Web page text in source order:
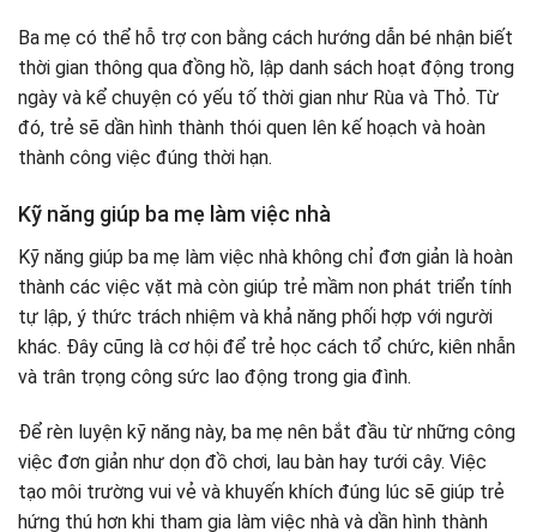
Ba mẹ có thể hỗ trợ con bằng cách hướng dẫn bé nhận biết
thời gian thông qua đồng hồ, lập danh sách hoạt động trong
ngày và kể chuyện có yếu tố thời gian như Rùa và Thỏ. Từ
đó, trẻ sẽ dần hình thành thói quen lên kế hoạch và hoàn
thành công việc đúng thời hạn.
Kỹ năng giúp ba mẹ làm việc nhà
Kỹ năng giúp ba mẹ làm việc nhà không chỉ đơn giản là hoàn
thành các việc vặt mà còn giúp trẻ mầm non phát triển tính
tự lập, ý thức trách nhiệm và khả năng phối hợp với người
khác. Đây cũng là cơ hội để trẻ học cách tổ chức, kiên nhẫn
và trân trọng công sức lao động trong gia đình.
Để rèn luyện kỹ năng này, ba mẹ nên bắt đầu từ những công
việc đơn giản như dọn đồ chơi, lau bàn hay tưới cây. Việc
tạo môi trường vui vẻ và khuyến khích đúng lúc sẽ giúp trẻ
hứng thú hơn khi tham gia làm việc nhà và dần hình thành